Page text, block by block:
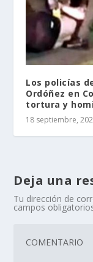
Los policías
Ordóñez en
tortura y
18 septiembre,
Deja una
Tu dirección de
campos